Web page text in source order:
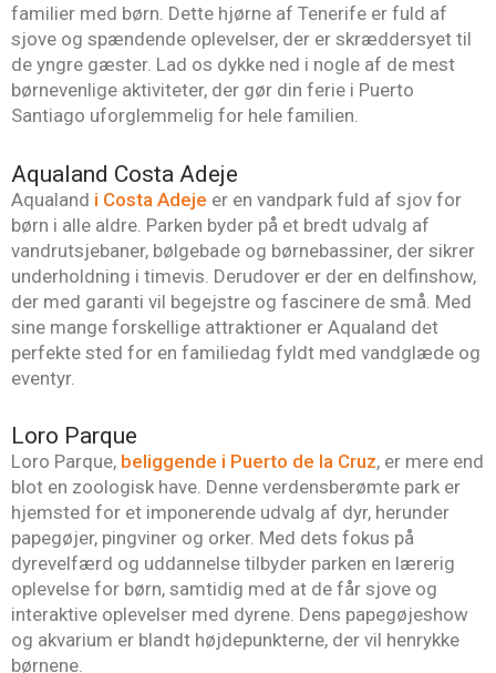
familier med børn. Dette hjørne af Tenerife er fuld af
sjove og spændende oplevelser, der er skræddersyet til
de yngre gæster. Lad os dykke ned i nogle af de mest
børnevenlige aktiviteter, der gør din ferie i Puerto
Santiago uforglemmelig for hele familien.
Aqualand Costa Adeje
Aqualand i Costa Adeje er en vandpark fuld af sjov for
børn i alle aldre. Parken byder på et bredt udvalg af
vandrutsjebaner, bølgebade og børnebassiner, der sikrer
underholdning i timevis. Derudover er der en delfinshow,
der med garanti vil begejstre og fascinere de små. Med
sine mange forskellige attraktioner er Aqualand det
perfekte sted for en familiedag fyldt med vandglæde og
eventyr.
Loro Parque
Loro Parque, beliggende i Puerto de la Cruz, er mere end
blot en zoologisk have. Denne verdensberømte park er
hjemsted for et imponerende udvalg af dyr, herunder
papegøjer, pingviner og orker. Med dets fokus på
dyrevelfærd og uddannelse tilbyder parken en lærerig
oplevelse for børn, samtidig med at de får sjove og
interaktive oplevelser med dyrene. Dens papegøjeshow
og akvarium er blandt højdepunkterne, der vil henrykke
børnene.